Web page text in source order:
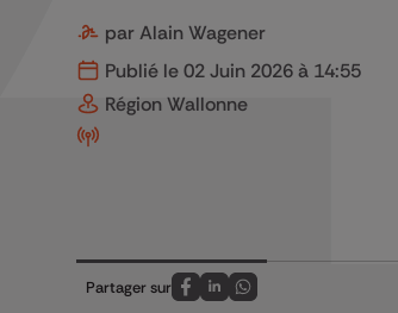
par Alain Wagener
Publié le 02 Juin 2026 à 14:55
Région Wallonne
Partager sur
Partagez sur FaceBook
Partagez sur LinkedIn
Partagez sur Whatsapp